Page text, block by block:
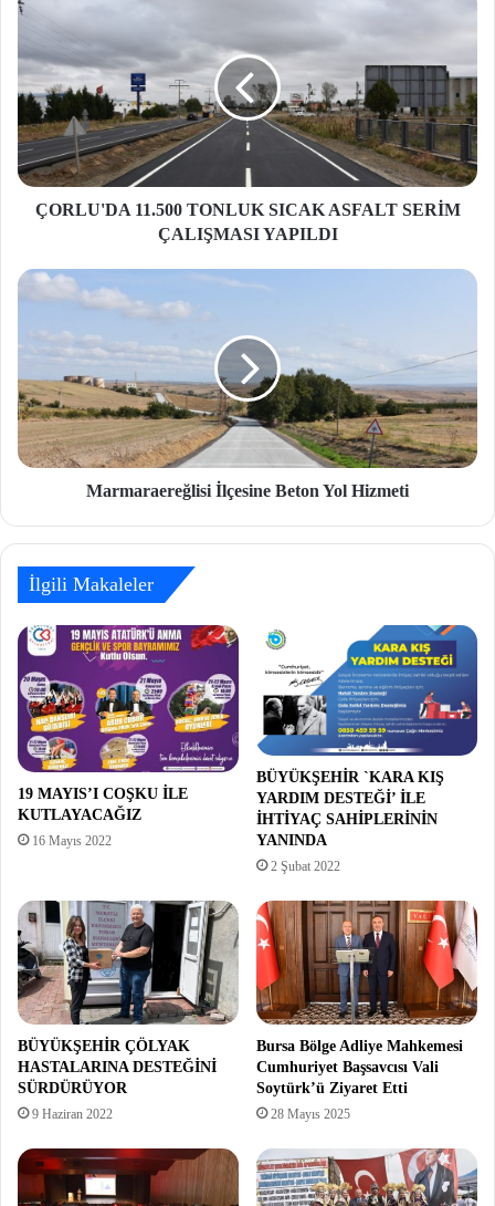
ÇORLU'DA 11.500 TONLUK SICAK ASFALT SERİM
ÇALIŞMASI YAPILDI
Marmaraereğlisi İlçesine Beton Yol Hizmeti
İlgili Makaleler
19 MAYIS’I COŞKU İLE
KUTLAYACAĞIZ
16 Mayıs 2022
BÜYÜKŞEHİR `KARA KIŞ
YARDIM DESTEĞİ’ İLE
İHTİYAÇ SAHİPLERİNİN
YANINDA
2 Şubat 2022
BÜYÜKŞEHİR ÇÖLYAK
HASTALARINA DESTEĞİNİ
SÜRDÜRÜYOR
9 Haziran 2022
Bursa Bölge Adliye Mahkemesi
Cumhuriyet Başsavcısı Vali
Soytürk’ü Ziyaret Etti
28 Mayıs 2025